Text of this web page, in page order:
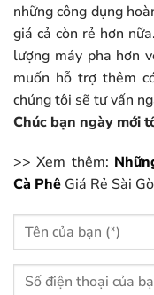
những công dụng
giá cả còn rẻ hơn
lượng máy pha hơn
muốn hỗ trợ thêm
chúng tôi sẽ tư vấn
Chúc bạn ngày mới
>> Xem thêm:
Cà Phê Giá Rẻ Sài